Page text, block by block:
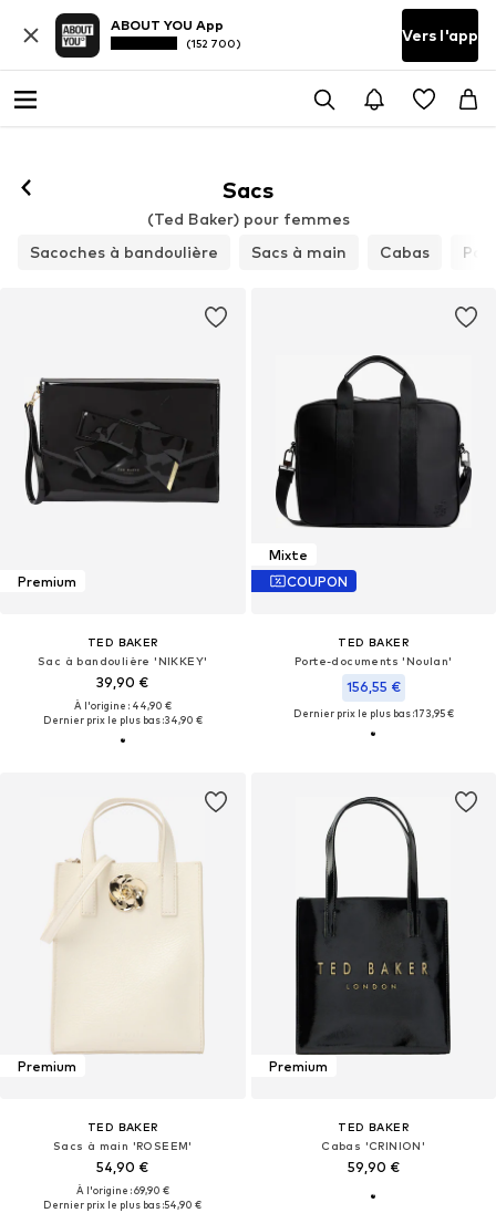
ABOUT YOU App
(152 700) Vers l'app
Sacs
(Ted Baker) pour femmes
Sacoches à bandoulière
Sacs à main Cabas
Premium
TED BAKER
Sac à bandoulière 'NIKKEY'
39,90 €
À l'origine : 44,90 €
Dernier prix le plus bas :34,90 €
Mixte
COUPON
TED BAKER
Porte-documents 'Noulan'
156,55 €
Dernier prix le plus bas :173,95 €
Premium
TED BAKER
Sacs à main 'ROSEEM'
54,90 €
À l'origine : 69,90 €
Dernier prix le plus bas :54,90 €
Premium
TED BAKER
Cabas 'CRINION'
59,90 €